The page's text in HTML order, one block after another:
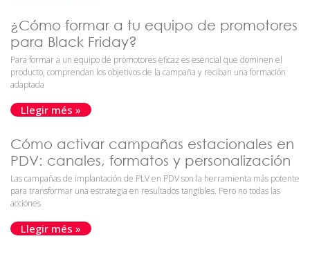
¿Cómo formar a tu equipo de promotores
para Black Friday?
Para formar a un equipo de promotores eficaz es esencial que dominen el
producto, comprendan los objetivos de la campaña y reciban una formación
adaptada
Llegir més »
Cómo activar campañas estacionales en
PDV: canales, formatos y personalización
Las campañas de implantación de PLV en PDV son la herramienta más potente
para transformar una estrategia en resultados tangibles. Pero no todas las
acciones
Llegir més »